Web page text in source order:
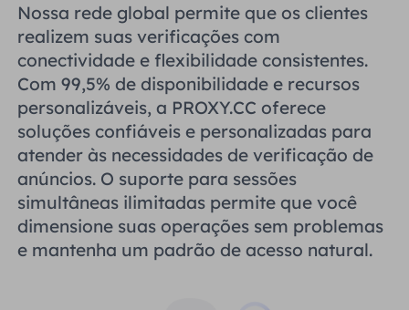
Nossa rede global permite que os clientes
realizem suas verificações com
conectividade e flexibilidade consistentes.
Com 99,5% de disponibilidade e recursos
personalizáveis, a PROXY.CC oferece
soluções confiáveis ​​e personalizadas para
atender às necessidades de verificação de
anúncios. O suporte para sessões
simultâneas ilimitadas permite que você
dimensione suas operações sem problemas
e mantenha um padrão de acesso natural.